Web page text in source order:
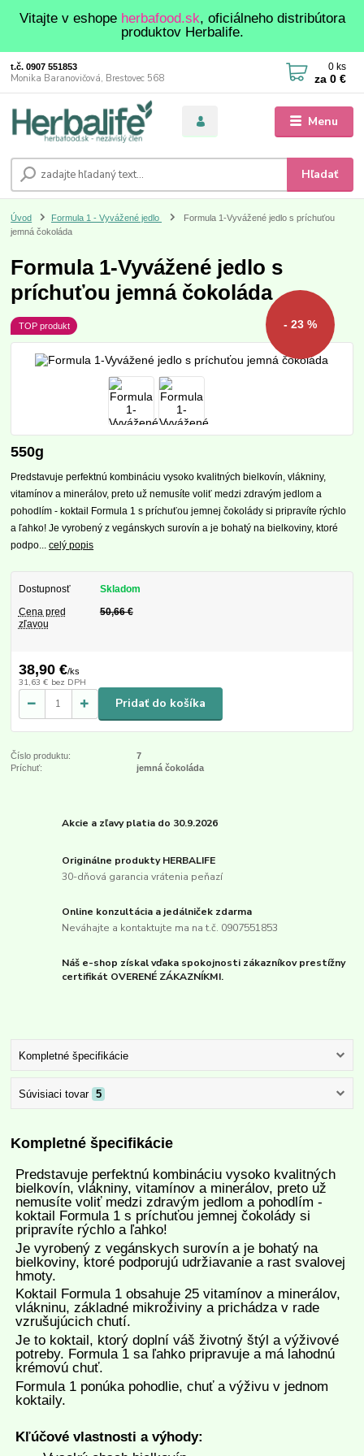
Vitajte v eshope herbafood.sk, oficiálneho distribútora
produktov Herbalife.
Menu
Hľadať
t.č. 0907 551853
Monika Baranovičová, Brestovec 568
0ks
za 0 €
Úvod Formula 1 - Vyvážené jedlo
Formula 1-Vyvážené jedlo s príchuťou
jemná čokoláda
Formula 1-Vyvážené jedlo s
príchuťou jemná čokoláda
TOP produkt - 23 %
550g
Predstavuje perfektnú kombináciu vysoko kvalitných bielkovín, vlákniny,
vitamínov a minerálov, preto už nemusíte voliť medzi zdravým jedlom a
pohodlím - koktail Formula 1 s príchuťou jemnej čokolády si pripravíte rýchlo
a ľahko! Je vyrobený z vegánskych surovín a je bohatý na bielkoviny, ktoré
podpo...celý popis
Dostupnosť Skladom
Cena pred
zľavou
50,66 €
38,90 €/ks
31,63 € bez DPH
Pridať do košíka
Číslo produktu:
7
Príchuť:
jemná čokoláda
Akcie a zľavy platia do 30.9.2026
Originálne produkty HERBALIFE
30-dňová garancia vrátenia peňazí
Online konzultácia a jedálniček zdarma
Neváhajte a kontaktujte ma na t.č. 0907551853
Náš e-shop získal vďaka spokojnosti zákazníkov prestížny
certifikát OVERENÉ ZÁKAZNÍKMI.
Kompletné špecifikácie
Súvisiaci tovar 5
Kompletné špecifikácie
Predstavuje perfektnú kombináciu vysoko kvalitných
bielkovín, vlákniny, vitamínov a minerálov, preto už
nemusíte voliť medzi zdravým jedlom a pohodlím -
koktail Formula 1 s príchuťou jemnej čokolády si
pripravíte rýchlo a ľahko!
Je vyrobený z vegánskych surovín a je bohatý na
bielkoviny, ktoré podporujú udržiavanie a rast svalovej
hmoty.
Koktail Formula 1 obsahuje 25 vitamínov a minerálov,
vlákninu, základné mikroživiny a prichádza v rade
vzrušujúcich chutí.
Je to koktail, ktorý doplní váš životný štýl a výživové
potreby. Formula 1 sa ľahko pripravuje a má lahodnú
krémovú chuť.
Formula 1 ponúka pohodlie, chuť a výživu v jednom
koktaily.
Kľúčové vlastnosti a výhody: